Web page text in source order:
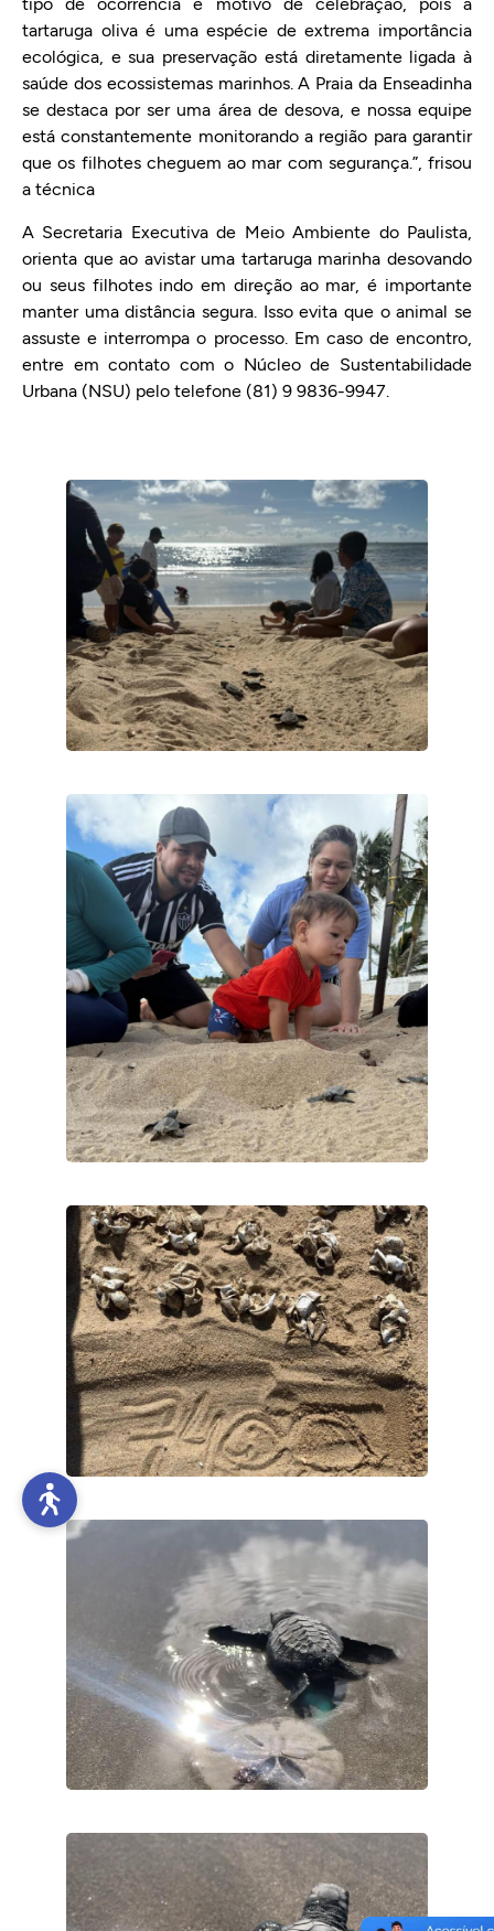
tartaruga oliva é uma espécie de extrema importância
ecológica, e sua preservação está diretamente ligada à
saúde dos ecossistemas marinhos. A Praia da Enseadinha
se destaca por ser uma área de desova, e nossa equipe
está constantemente monitorando a região para garantir
que os filhotes cheguem ao mar com segurança.”, frisou
a técnica
A Secretaria Executiva de Meio Ambiente do Paulista,
orienta que ao avistar uma tartaruga marinha desovando
ou seus filhotes indo em direção ao mar, é importante
manter uma distância segura. Isso evita que o animal se
assuste e interrompa o processo. Em caso de encontro,
entre em contato com o Núcleo de Sustentabilidade
Urbana (NSU) pelo telefone (81) 9 9836-9947.